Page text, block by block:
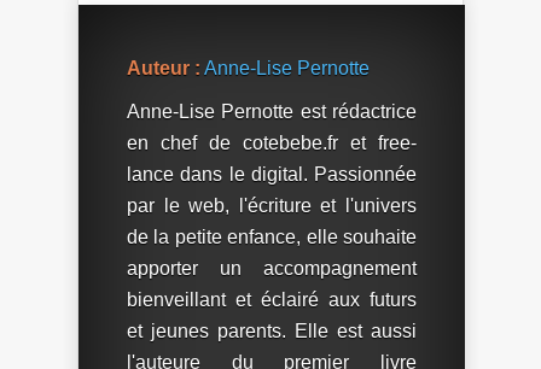
Auteur : Anne-Lise Pernotte
Anne-Lise Pernotte est rédactrice
en chef de cotebebe.fr et free-
lance dans le digital. Passionnée
par le web, l'écriture et l'univers
de la petite enfance, elle souhaite
apporter un accompagnement
bienveillant et éclairé aux futurs
et jeunes parents. Elle est aussi
l'auteure du premier livre